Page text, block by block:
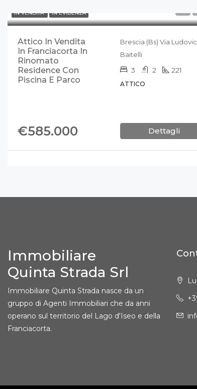
IN VENDITA IN EVIDENZA
Attico In Vendita
In Franciacorta In
Rinomato
Residence Con
Piscina E Parco
€585.000
Brescia (Bs) Via
Baitelli
3 2 221
ATTICO
Dettagli
Immobiliare
Quinta Strada Srl
Immobiliare Quinta Strada nasce da un
gruppo di Agenti Immobiliari che da anni
operano sul territorio del Lago d'Iseo e della
Franciacorta.